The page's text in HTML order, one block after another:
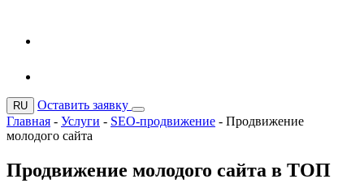
RU
Оставить заявку
Главная - Услуги - SEO-продвижение - Продвижение
молодого сайта
Продвижение молодого сайта в ТОП